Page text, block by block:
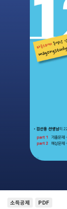
소득공제 PDF